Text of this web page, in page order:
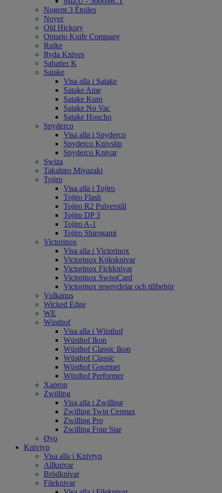
Nogent 3 Étoiles
Noyer
Old Hickory
Ontario Knife Company
Ruike
Ryda Knives
Sabatier K
Satake
Visa alla i Satake
Satake Ame
Satake Kuro
Satake No Vac
Satake Houcho
Spyderco
Visa alla i Spyderco
Spyderco Knivslip
Spyderco Knivar
Swiza
Takahiro Miyazaki
Tojiro
Visa alla i Tojiro
Tojiro Flash
Tojiro R2 Pulverstål
Tojiro DP 3
Tojiro A-1
Tojiro Shirogami
Victorinox
Visa alla i Victorinox
Victorinox Köksknivar
Victorinox Fickknivar
Victorinox SwissCard
Victorinox reservdelar och tillbehör
Vulkanus
Wicked Edge
WE
Wüsthof
Visa alla i Wüsthof
Wüsthof Ikon
Wüsthof Classic Ikon
Wüsthof Classic
Wüsthof Gourmet
Wüsthof Performer
Xapron
Zwilling
Visa alla i Zwilling
Zwilling Twin Cermax
Zwilling Pro
Zwilling Four Star
Øyo
Knivtyp
Visa alla i Knivtyp
Allknivar
Brödknivar
Fileknivar